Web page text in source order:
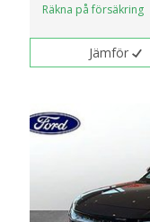
Räkna på försäkring
Jämför